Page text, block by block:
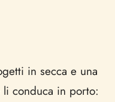
in secca e una
li conduca in porto: